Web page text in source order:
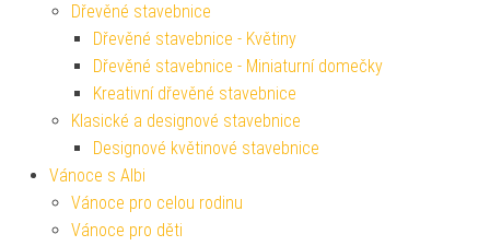
Dřevěné stavebnice
Dřevěné stavebnice - Květiny
Dřevěné stavebnice - Miniaturní domečky
Kreativní dřevěné stavebnice
Klasické a designové stavebnice
Designové květinové stavebnice
Vánoce s Albi
Vánoce pro celou rodinu
Vánoce pro děti